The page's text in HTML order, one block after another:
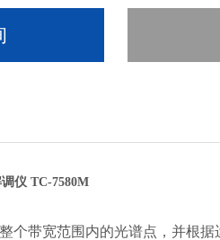
仪 TC-7580M
个带宽范围内的光谱点，并根